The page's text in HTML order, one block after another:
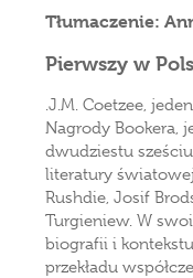
Tłumaczenie:
Pierwszy w
.J.M. Coetzee,
Nagrody Bookera,
dwudziestu
literatury
Rushdie, Josif
Turgieniew. W
biografii i
przekładu